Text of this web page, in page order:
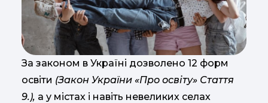
За законом в Україні дозволено 12 форм
освіти (Закон України «Про освіту» Стаття
9.), а у містах і навіть невеликих селах